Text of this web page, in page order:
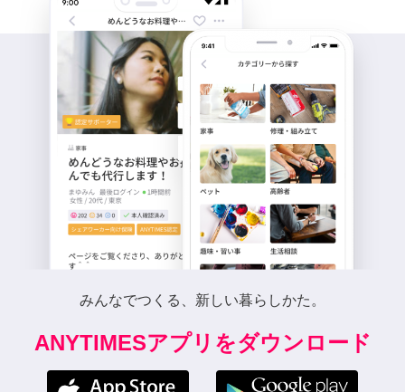
みんなでつくる、新しい暮らしかた。
ANYTIMESアプリをダウンロード